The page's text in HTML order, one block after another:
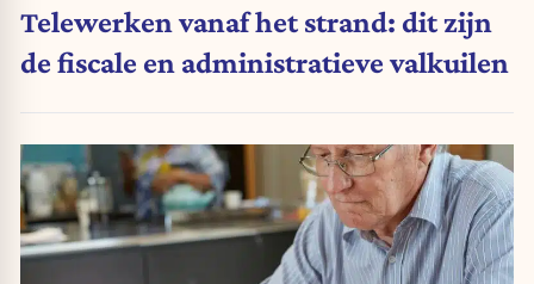
Telewerken vanaf het strand: dit zijn
de fiscale en administratieve valkuilen